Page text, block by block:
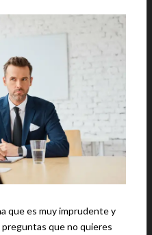
que es muy imprudente y
que no quieres